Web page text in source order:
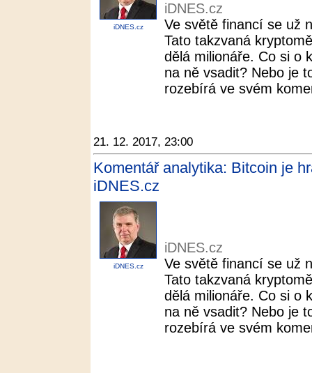
iDNES.cz
iDNES.cz
Ve světě financí se už
Tato takzvaná
dělá milionáře. Co si o
na ně vsadit? Nebo je
rozebírá ve svém
21. 12. 2017, 23:00
Komentář analytika: Bitcoin je
iDNES.cz
iDNES.cz
iDNES.cz
Ve světě financí se už
Tato takzvaná
dělá milionáře. Co si o
na ně vsadit? Nebo je
rozebírá ve svém